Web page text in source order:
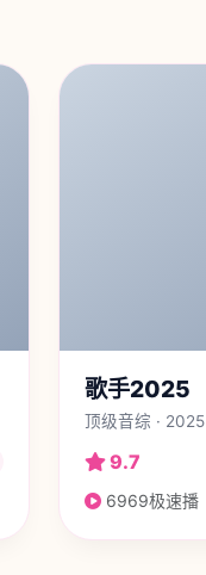
歌手2025
顶级音综 · 2025
9.7
6969极速播